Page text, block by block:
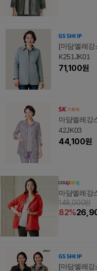
[마담엘레
K251JK01
71,100원
마담엘레강
42JK03
44,100원
마담엘레강
148,000원
82%
[마담엘레